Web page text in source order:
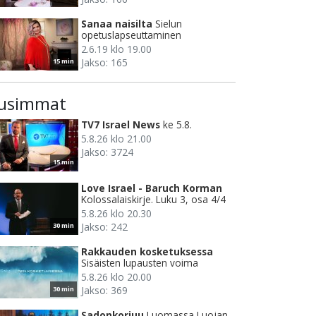
15 min
Sanaa naisilta Sielun
opetuslapseuttaminen
2.6.19 klo 19.00
Jakso: 165
15 min
TV7 Israel News ke 5.8.
5.8.26 klo 21.00
Jakso: 3724
30 min
Love Israel - Baruch Korman
Kolossalaiskirje. Luku 3, osa 4/4
5.8.26 klo 20.30
Jakso: 242
30 min
Rakkauden kosketuksessa
Sisäisten lupausten voima
5.8.26 klo 20.00
Jakso: 369